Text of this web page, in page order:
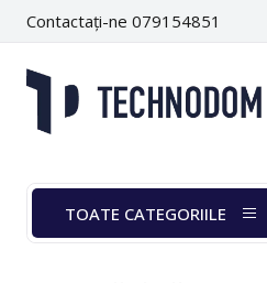
Contactați-ne 079154851
TOATE CATEGORIILE